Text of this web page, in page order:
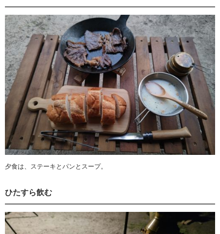
夕食は、ステーキとパンとスープ。
ひたすら飲む